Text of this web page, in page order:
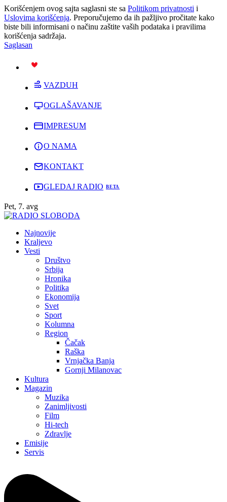
Korišćenjem ovog sajta saglasni ste sa Politikom privatnosti i
Uslovima korišćenja. Preporučujemo da ih pažljivo pročitate kako
biste bili informisani o načinu zaštite vaših podataka i pravilima
korišćenja sadržaja.
Saglasan
VAZDUH
OGLAŠAVANJE
IMPRESUM
O NAMA
KONTAKT
GLEDAJ RADIO
Pet, 7. avg
Najnovije
Kraljevo
Vesti
Društvo
Srbija
Hronika
Politika
Ekonomija
Svet
Sport
Kolumna
Region
Čačak
Raška
Vrnjačka Banja
Gornji Milanovac
Kultura
Magazin
Muzika
Zanimljivosti
Film
Hi-tech
Zdravlje
Emisije
Servis